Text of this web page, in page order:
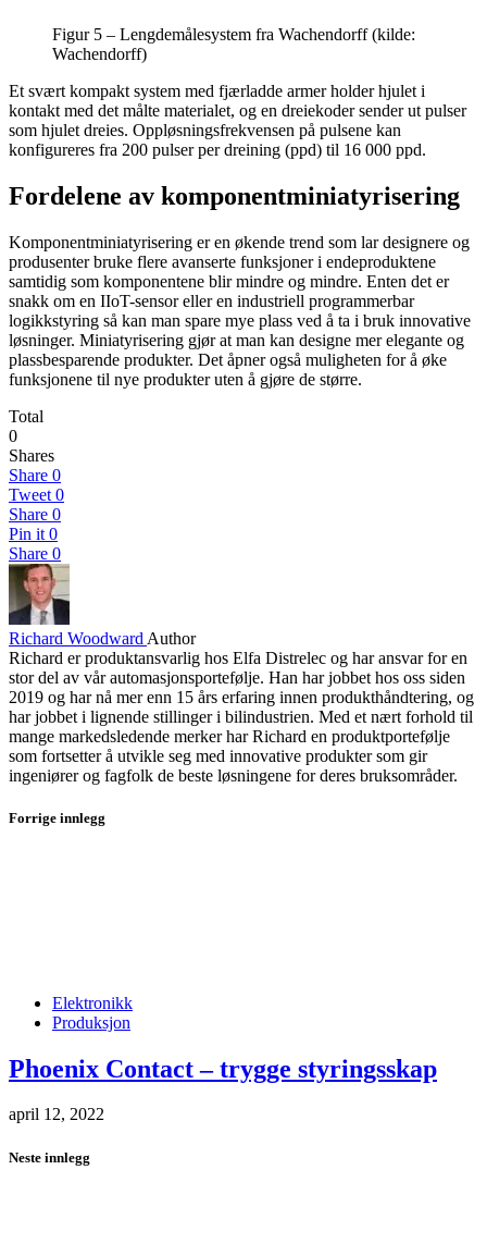
Figur 5 – Lengdemålesystem fra Wachendorff (kilde:
Wachendorff)
Et svært kompakt system med fjærladde armer holder hjulet i
kontakt med det målte materialet, og en dreiekoder sender ut pulser
som hjulet dreies. Oppløsningsfrekvensen på pulsene kan
konfigureres fra 200 pulser per dreining (ppd) til 16 000 ppd.
Fordelene av komponentminiatyrisering
Komponentminiatyrisering er en økende trend som lar designere og
produsenter bruke flere avanserte funksjoner i endeproduktene
samtidig som komponentene blir mindre og mindre. Enten det er
snakk om en IIoT-sensor eller en industriell programmerbar
logikkstyring så kan man spare mye plass ved å ta i bruk innovative
løsninger. Miniatyrisering gjør at man kan designe mer elegante og
plassbesparende produkter. Det åpner også muligheten for å øke
funksjonene til nye produkter uten å gjøre de større.
Total
0
Shares
Share 0
Tweet 0
Share 0
Pin it 0
Share 0
Richard Woodward Author
Richard er produktansvarlig hos Elfa Distrelec og har ansvar for en
stor del av vår automasjonsportefølje. Han har jobbet hos oss siden
2019 og har nå mer enn 15 års erfaring innen produkthåndtering, og
har jobbet i lignende stillinger i bilindustrien. Med et nært forhold til
mange markedsledende merker har Richard en produktportefølje
som fortsetter å utvikle seg med innovative produkter som gir
ingeniører og fagfolk de beste løsningene for deres bruksområder.
Forrige innlegg
Elektronikk
Produksjon
Phoenix Contact – trygge styringsskap
april 12, 2022
Neste innlegg